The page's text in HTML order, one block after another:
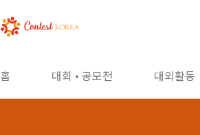
홈 대회 • 공모전 대외활동